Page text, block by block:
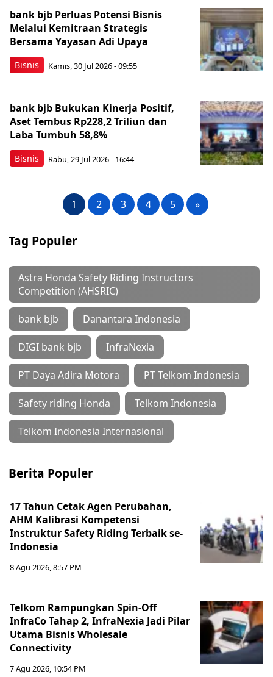
Bisnis
bank bjb Perluas Potensi Bisnis
Melalui Kemitraan Strategis
Bersama Yayasan Adi Upaya
Kamis, 30 Jul 2026 - 09:55
Bisnis
bank bjb Bukukan Kinerja Positif,
Aset Tembus Rp228,2 Triliun dan
Laba Tumbuh 58,8%
Rabu, 29 Jul 2026 - 16:44
1 2 3 4 5 »
Tag Populer
Astra Honda Safety Riding Instructors
Competition (AHSRIC)
bank bjb Danantara Indonesia
DIGI bank bjb InfraNexia
PT Daya Adira Motora PT Telkom Indonesia
Safety riding Honda Telkom Indonesia
Telkom Indonesia Internasional
Berita Populer
17 Tahun Cetak Agen Perubahan,
AHM Kalibrasi Kompetensi
Instruktur Safety Riding Terbaik se-
Indonesia
8 Agu 2026, 8:57 PM
Telkom Rampungkan Spin-Off
InfraCo Tahap 2, InfraNexia Jadi Pilar
Utama Bisnis Wholesale
Connectivity
7 Agu 2026, 10:54 PM